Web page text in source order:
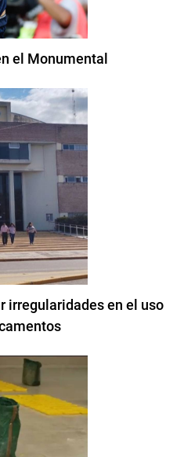
el Monumental
irregularidades en el uso